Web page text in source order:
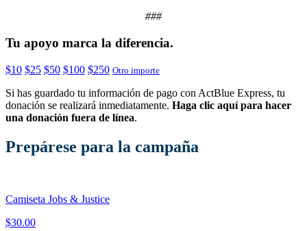
###
Tu apoyo marca la diferencia.
$10 $25 $50 $100 $250 Otro importe
Si has guardado tu información de pago con ActBlue Express, tu
donación se realizará inmediatamente. Haga clic aquí para hacer
una donación fuera de línea.
Prepárese para la campaña
Camiseta Jobs & Justice
$30.00